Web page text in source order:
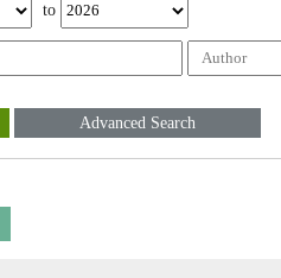
to
Advanced Search